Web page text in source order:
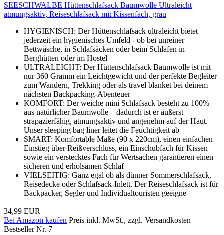
SEESCHWALBE Hüttenschlafsack Baumwolle Ultraleicht
atmungsaktiv, Reiseschlafsack mit Kissenfach, grau
HYGIENISCH: Der Hüttenschlafsack ultraleicht bietet
jederzeit ein hygienisches Umfeld - ob bei unreiner
Bettwäsche, in Schlafsäcken oder beim Schlafen in
Berghütten oder im Hostel
ULTRALEICHT: Der Hüttenschlafsack Baumwolle ist mit
nur 360 Gramm ein Leichtgewicht und der perfekte Begleiter
zum Wandern, Trekking oder als travel blanket bei deinem
nächsten Backpacking-Abenteuer
KOMFORT: Der weiche mini Schlafsack besteht zu 100%
aus natürlicher Baumwolle – dadurch ist er äußerst
strapazierfähig, atmungsaktiv und angenehm auf der Haut.
Unser sleeping bag liner leitet die Feuchtigkeit ab
SMART: Komfortable Maße (90 x 220cm), einen einfachen
Einstieg über Reißverschluss, ein Einschubfach für Kissen
sowie ein verstecktes Fach für Wertsachen garantieren einen
sicheren und erholsamen Schlaf
VIELSEITIG: Ganz egal ob als dünner Sommerschlafsack,
Reisedecke oder Schlafsack-Inlett. Der Reiseschlafsack ist für
Backpacker, Segler und Individualtouristen geeigne
34,99 EUR
Bei Amazon kaufen Preis inkl. MwSt., zzgl. Versandkosten
Bestseller Nr. 7